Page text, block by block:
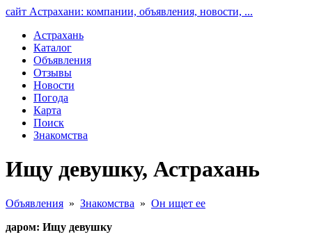
сайт Астрахани: компании, объявления, новости, ...
Астрахань
Каталог
Объявления
Отзывы
Новости
Погода
Карта
Поиск
Знакомства
Ищу девушку, Астрахань
Объявления » Знакомства » Он ищет ее
даром: Ищу девушку